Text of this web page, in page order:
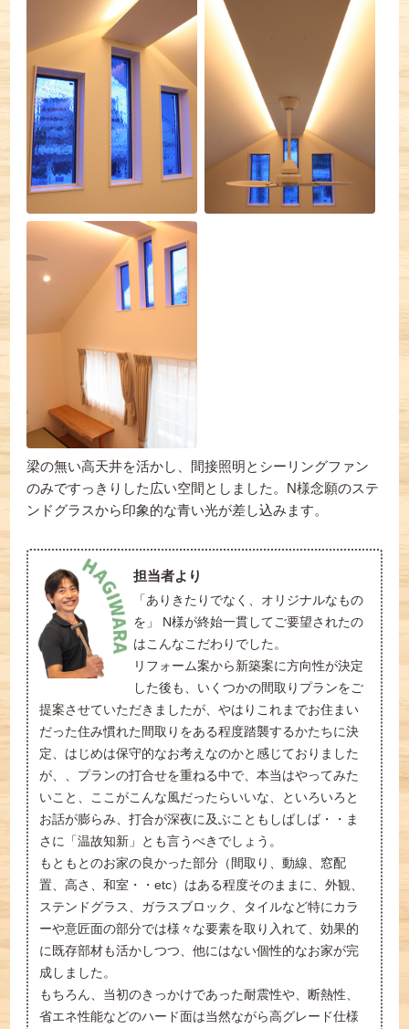
梁の無い高天井を活かし、間接照明とシーリングファン
のみですっきりした広い空間としました。N様念願のステ
ンドグラスから印象的な青い光が差し込みます。
担当者より
「ありきたりでなく、オリジナルなもの
を」 N様が終始一貫してご要望されたの
はこんなこだわりでした。
リフォーム案から新築案に方向性が決定
した後も、いくつかの間取りプランをご
提案させていただきましたが、やはりこれまでお住まい
だった住み慣れた間取りをある程度踏襲するかたちに決
定、はじめは保守的なお考えなのかと感じておりました
が、、プランの打合せを重ねる中で、本当はやってみた
いこと、ここがこんな風だったらいいな、といろいろと
お話が膨らみ、打合が深夜に及ぶこともしばしば・・ま
さに「温故知新」とも言うべきでしょう。
もともとのお家の良かった部分（間取り、動線、窓配
置、高さ、和室・・etc）はある程度そのままに、外観、
ステンドグラス、ガラスブロック、タイルなど特にカラ
ーや意匠面の部分では様々な要素を取り入れて、効果的
に既存部材も活かしつつ、他にはない個性的なお家が完
成しました。
もちろん、当初のきっかけであった耐震性や、断熱性、
省エネ性能などのハード面は当然ながら高グレード仕様